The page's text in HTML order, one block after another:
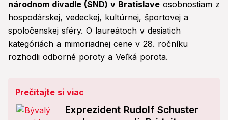
národnom divadle (SND) v Bratislave osobnostiam z
hospodárskej, vedeckej, kultúrnej, športovej a
spoločenskej sféry. O laureátoch v desiatich
kategóriách a mimoriadnej cene v 28. ročníku
rozhodli odborné poroty a Veľká porota.
Prečítajte si viac
Exprezident Rudolf Schuster